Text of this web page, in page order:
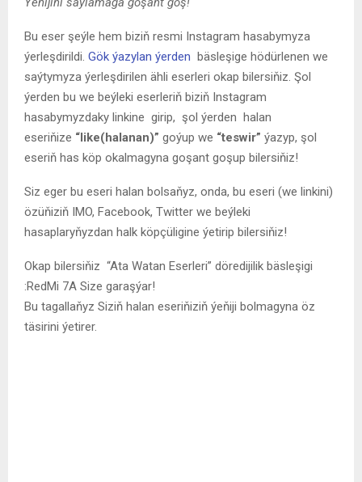
Bu eser şeýle hem biziň resmi Instagram hasabymyza
ýerleşdirildi. Gök ýazylan ýerden bäsleşige hödürlenen we
saýtymyza ýerleşdirilen ähli eserleri okap bilersiňiz. Şol
ýerden bu we beýleki eserleriň biziň Instagram
hasabymyzdaky linkine girip, şol ýerden halan
eseriňize “like(halanan)” goýup we “teswir” ýazyp, şol
eseriň has köp okalmagyna goşant goşup bilersiňiz!
Siz eger bu eseri halan bolsaňyz, onda, bu eseri (we linkini)
özüňiziň IMO, Facebook, Twitter we beýleki
hasaplaryňyzdan halk köpçüligine ýetirip bilersiňiz!
Okap bilersiňiz “Ata Watan Eserleri” döredijilik bäsleşigi
:RedMi 7A Size garaşýar!
Bu tagallaňyz Siziň halan eseriňiziň ýeňiji bolmagyna öz
täsirini ýetirer.